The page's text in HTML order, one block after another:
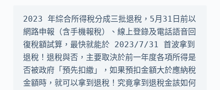
2023 年綜合所得稅分成三批退稅，5月31日前以
網路申報（含手機報稅）、線上登錄及電話語音回
復稅額試算，最快就能於 2023/7/31 首波拿到
退稅！退稅與否，主要取決於前一年度各項所得是
否被政府「預先扣繳」，如果預扣金額大於應納稅
金額時，就可以拿到退稅！究竟拿到退稅金該如何